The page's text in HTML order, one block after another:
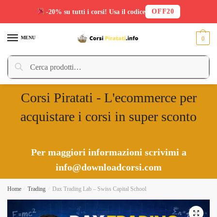
MENU
Cerca:
Cerca
0
Corsi Piratati - L'ecommerce per
acquistare i corsi in super sconto
Per maggiori informazioni scrivimi a
info@downloadcorsi.com
Home Trading Dax Trading Lab – Swiss Capital School
-20% su tutti i corsi! Usa il codice OFF20